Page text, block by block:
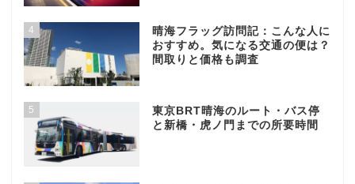
4
晴海フラッグ訪問記：こんな人に
おすすめ。気になる交通の便は？
間取りと価格も調査
5
東京BRT晴海のルート・バス停
と新橋・虎ノ門までの所要時間